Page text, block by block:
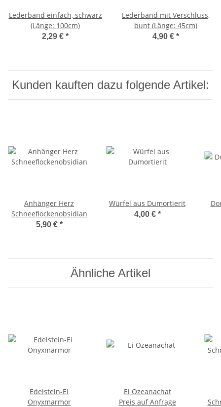
Lederband einfach, schwarz
(Länge: 100cm)
2,29 € *
Lederband mit Verschluss,
bunt (Länge: 45cm)
4,90 € *
Kunden kauften dazu folgende Artikel:
Anhänger Herz
Schneeflockenobsidian
5,90 € *
Würfel aus Dumortierit
4,00 € *
Ähnliche Artikel
Edelstein-Ei
Onyxmarmor
Ei Ozeanachat
Preis auf Anfrage